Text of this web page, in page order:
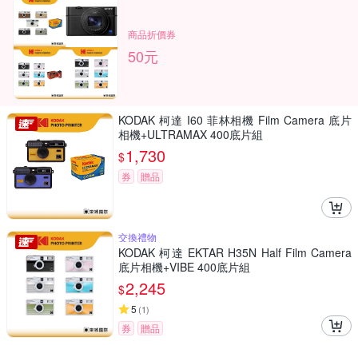
商品折價券
50元
KODAK 柯達 I60 菲林相機 Film Camera 底片
相機+ULTRAMAX 400底片組
$1,730
券 贈品
交換禮物
KODAK 柯達 EKTAR H35N Half Film Camera
底片相機+VIBE 400底片組
$2,245
5 (1)
券 贈品